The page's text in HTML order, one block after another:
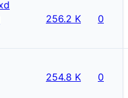
256.2 K 0
254.8 K 0